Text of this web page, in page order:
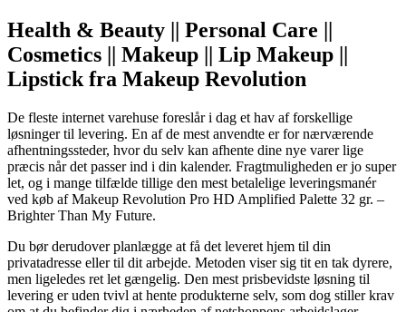
Health & Beauty || Personal Care ||
Cosmetics || Makeup || Lip Makeup ||
Lipstick fra Makeup Revolution
De fleste internet varehuse foreslår i dag et hav af forskellige
løsninger til levering. En af de mest anvendte er for nærværende
afhentningssteder, hvor du selv kan afhente dine nye varer lige
præcis når det passer ind i din kalender. Fragtmuligheden er jo super
let, og i mange tilfælde tillige den mest betalelige leveringsmanér
ved køb af Makeup Revolution Pro HD Amplified Palette 32 gr. –
Brighter Than My Future.
Du bør derudover planlægge at få det leveret hjem til din
privatadresse eller til dit arbejde. Metoden viser sig tit en tak dyrere,
men ligeledes ret let gængelig. Den mest prisbevidste løsning til
levering er uden tvivl at hente produkterne selv, som dog stiller krav